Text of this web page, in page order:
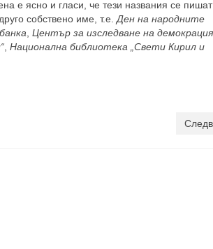
е ясно и гласи, че тези названия се
собствено име, т.е. Ден на народните
Център за изследване на
Национална библиотека „Свети Кирил и